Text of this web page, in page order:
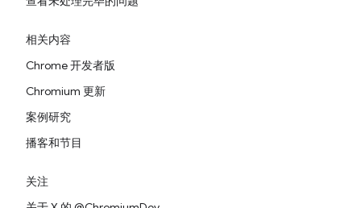
相关内容
Chrome 开发者版
Chromium 更新
案例研究
播客和节目
关注